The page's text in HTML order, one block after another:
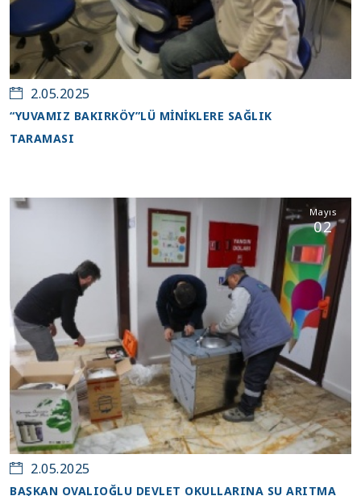
2.05.2025
“YUVAMIZ BAKIRKÖY”LÜ MİNİKLERE SAĞLIK
TARAMASI
Mayıs
02
2.05.2025
BAŞKAN OVALIOĞLU DEVLET OKULLARINA SU ARITMA